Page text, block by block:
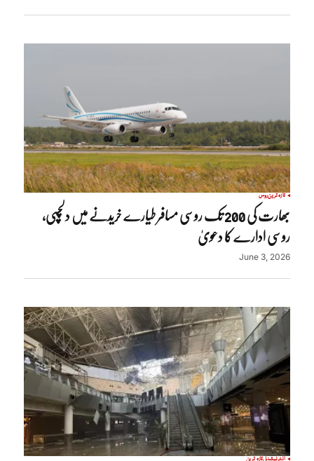
تازہ ترینروس
بھارت کی 200 تک روسی مسافر طیارے خریدنے میں دلچسپی،
روسی ادارے کا دعویٰ
June 3, 2026
انٹرنیشنلتازہ ترین